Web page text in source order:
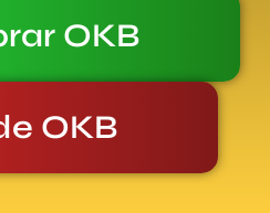
OKB
OKB